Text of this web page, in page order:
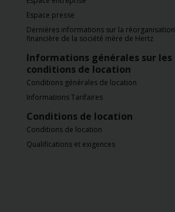
Espace presse
Dernières informations sur la réorganisation
financière de la société mère de Hertz
Informations générales sur les
conditions de location
Conditions générales de location
Informations Tarifaires
Conditions de location
Conditions de location
Qualifications et exigences